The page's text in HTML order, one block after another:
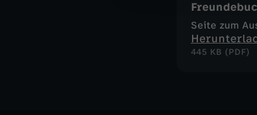
Seite zum
445 KB (PDF)